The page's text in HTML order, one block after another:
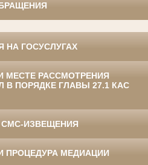
НА ГОСУСЛУГАХ
МЕСТЕ РАССМОТРЕНИЯ
ПОРЯДКЕ ГЛАВЫ 27.1 КАС
СМС-ИЗВЕЩЕНИЯ
ПРОЦЕДУРА МЕДИАЦИИ